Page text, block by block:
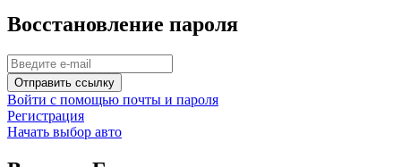
Восстановление пароля
Отправить ссылку
Войти с помощью почты и пароля
Регистрация
Начать выбор авто